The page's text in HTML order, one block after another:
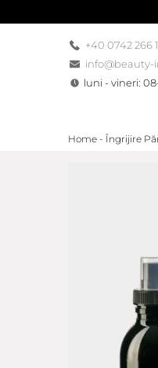
+40 0742 266
luni - vineri:
Home - Îngrijire